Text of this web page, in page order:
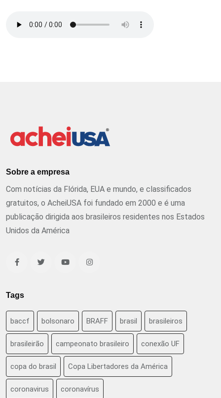
Sobre a empresa
Com notícias da Flórida, EUA e mundo, e classificados
gratuitos, o AcheiUSA foi fundado em 2000 e é uma
publicação dirigida aos brasileiros residentes nos Estados
Unidos da América
Tags
baccf bolsonaro BRAFF brasil brasileiros
brasileirão campeonato brasileiro conexão UF
copa do brasil Copa Libertadores da América
coronavirus coronavírus